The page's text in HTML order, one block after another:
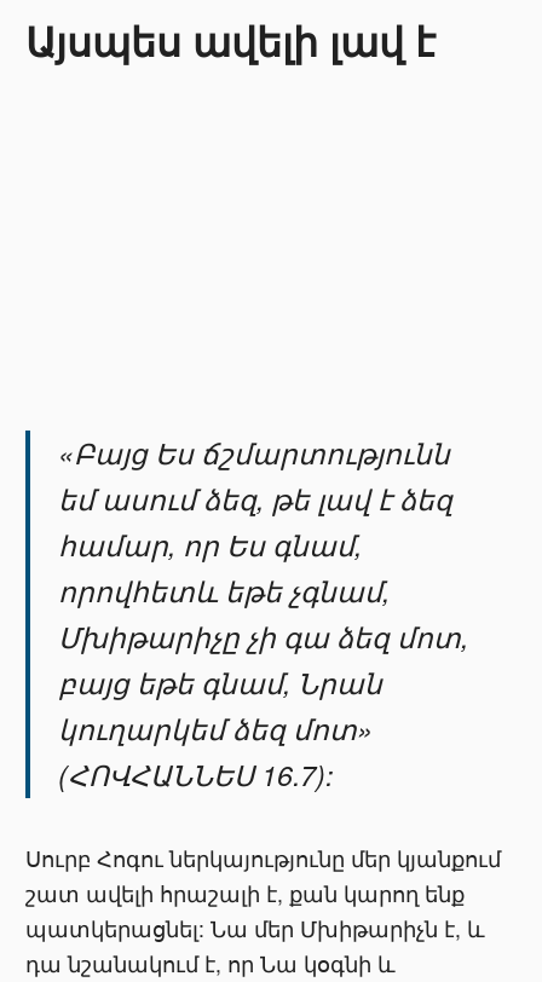
Այսպես ավելի լավ է
«Բայց Ես ճշմարտությունն
եմ ասում ձեզ, թե լավ է ձեզ
համար, որ Ես գնամ,
որովհետև եթե չգնամ,
Մխիթարիչը չի գա ձեզ մոտ,
բայց եթե գնամ, Նրան
կուղարկեմ ձեզ մոտ»
(ՀՈՎՀԱՆՆԵՍ 16.7):
Սուրբ Հոգու ներկայությունը մեր կյանքում
շատ ավելի հրաշալի է, քան կարող ենք
պատկերացնել: Նա մեր Մխիթարիչն է, և
դա նշանակում է, որ Նա կօգնի և